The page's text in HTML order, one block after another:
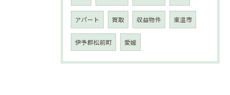
アパート 買取 収益物件 東温市
伊予郡松前町 愛媛